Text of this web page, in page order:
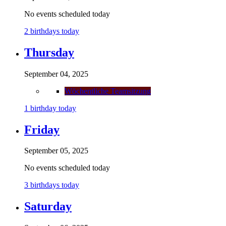
No events scheduled today
2 birthdays today
Thursday
September 04, 2025
Wöchentliche Teamsitzung
1 birthday today
Friday
September 05, 2025
No events scheduled today
3 birthdays today
Saturday